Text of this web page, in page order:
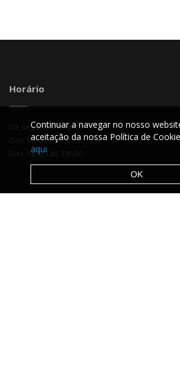
Horário
De segunda a sexta
Das 10h00 às 13h00
Das 14h30 às 18h30
Contactos
Continuar a navegar no nosso
aceitação da nossa Política de
aqui
OK